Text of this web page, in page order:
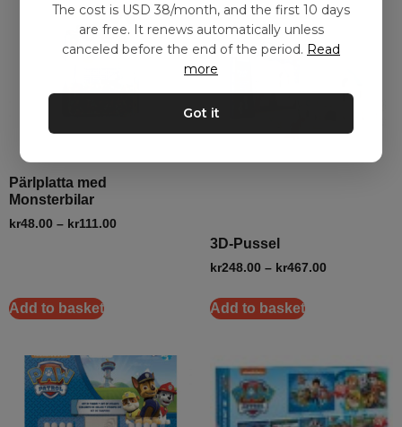
Pärlplatta med
Monsterbilar
kr48.00 – kr111.00
Add to basket
3D-Pussel
kr248.00 – kr467.00
Add to basket
The cost is USD 38/month, and the first 10 days
are free. It renews automatically unless
canceled before the end of the period. Read
more
Got it